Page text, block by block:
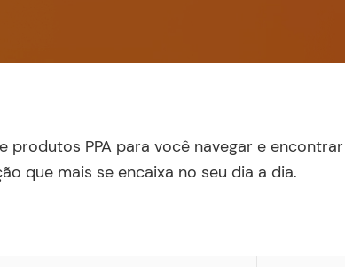
produtos PPA para você navegar e
que mais se encaixa no seu dia a dia.